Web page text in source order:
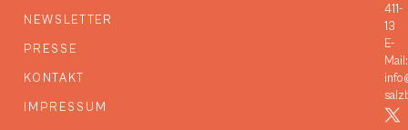
NEWSLETTER
PRESSE
KONTAKT
IMPRESSUM
411-
13
E-
Mail: